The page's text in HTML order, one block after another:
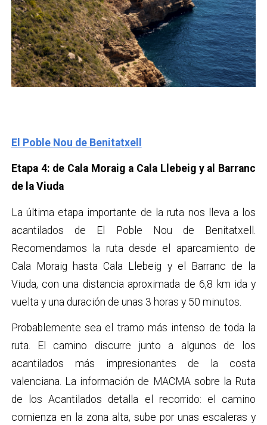
El Poble Nou de Benitatxell
Etapa 4: de Cala Moraig a Cala Llebeig y al Barranc
de la Viuda
La última etapa importante de la ruta nos lleva a los
acantilados de El Poble Nou de Benitatxell.
Recomendamos la ruta desde el aparcamiento de
Cala Moraig hasta Cala Llebeig y el Barranc de la
Viuda, con una distancia aproximada de 6,8 km ida y
vuelta y una duración de unas 3 horas y 50 minutos.
Probablemente sea el tramo más intenso de toda la
ruta. El camino discurre junto a algunos de los
acantilados más impresionantes de la costa
valenciana. La información de MACMA sobre la Ruta
de los Acantilados detalla el recorrido: el camino
comienza en la zona alta, sube por unas escaleras y